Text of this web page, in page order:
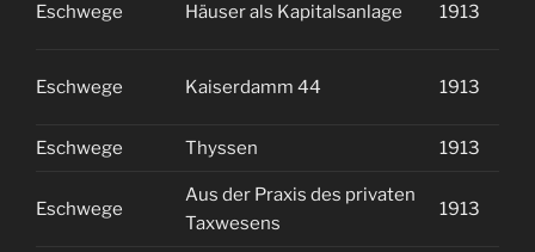
Eschwege Häuser als Kapitalsanlage 1913
Eschwege Kaiserdamm 44 1913
Eschwege Thyssen 1913
Eschwege
Aus der Praxis des privaten
Taxwesens
1913